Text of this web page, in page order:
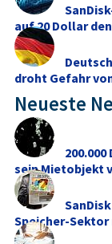
auf 20 Dollar
droht Gefahr
Neueste
sein Mietobjekt
Speicher-Sektor